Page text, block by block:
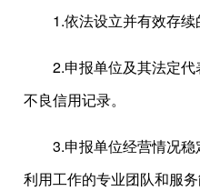
1.依法设立并有效存续
2.申报单位及其法定代
不良信用记录。
3.申报单位经营情况稳
利用工作的专业团队和服务